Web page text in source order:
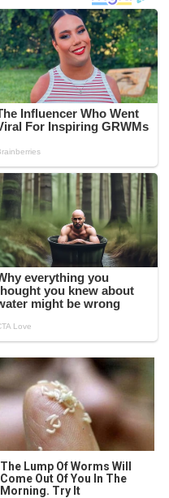
The Lump Of Worms Will
Come Out Of You In The
Morning. Try It